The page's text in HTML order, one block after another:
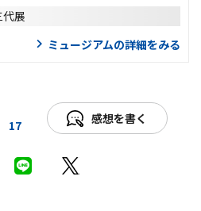
ミュージアムの詳細をみる
17 感想を書く